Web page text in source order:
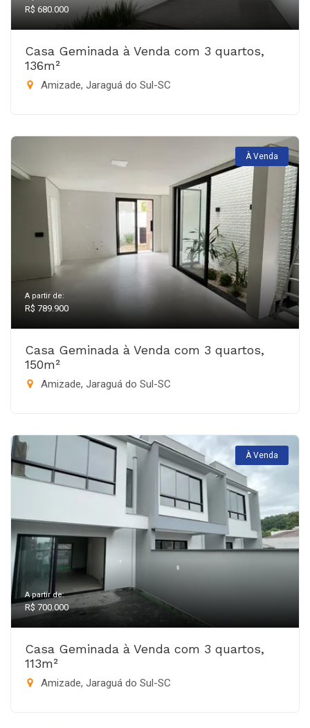
R$ 680.000
Casa Geminada à Venda com 3 quartos,
136m²
Amizade, Jaraguá do Sul-SC
À Venda
A partir de:
R$ 789.900
Casa Geminada à Venda com 3 quartos,
150m²
Amizade, Jaraguá do Sul-SC
À Venda
A partir de:
R$ 700.000
Casa Geminada à Venda com 3 quartos,
113m²
Amizade, Jaraguá do Sul-SC